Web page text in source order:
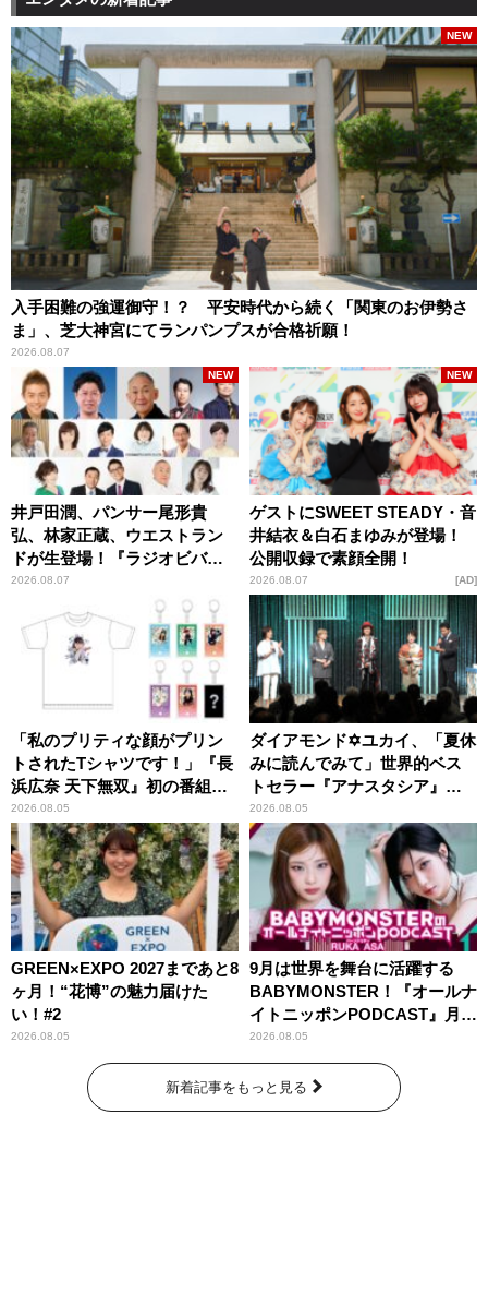
入手困難の強運御守！？ 平安時代から続く「関東のお伊勢さ
ま」、芝大神宮にてランパンプスが合格祈願！
2026.08.07
NEW
井戸田潤、パンサー尾形貴
弘、林家正蔵、ウエストラン
ドが生登場！『ラジオビバリ
ー昼ズ』
2026.08.07
NEW
ゲストにSWEET STEADY・音
井結衣＆白石まゆみが登場！
公開収録で素顔全開！
2026.08.07
NEW
AD
「私のプリティな顔がプリン
トされたTシャツです！」『長
浜広奈 天下無双』初の番組グ
ッズ発売
2026.08.05
ダイアモンド✡ユカイ、「夏休
みに読んでみて」世界的ベス
トセラー『アナスタシア』を
紹介
2026.08.05
GREEN×EXPO 2027まであと8
ヶ月！“花博”の魅力届けた
い！#2
2026.08.05
9月は世界を舞台に活躍する
BABYMONSTER！『オールナ
イトニッポンPODCAST』月替
わりパーソナリティ
2026.08.05
新着記事をもっと見る